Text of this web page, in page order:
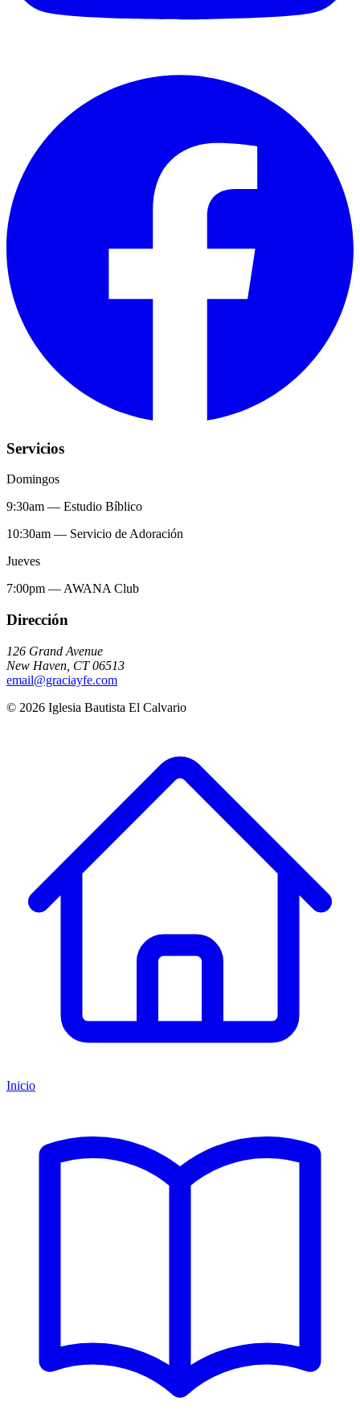
Servicios
Domingos
9:30am — Estudio Bíblico
10:30am — Servicio de Adoración
Jueves
7:00pm — AWANA Club
Dirección
126 Grand Avenue
New Haven CT 06513
email@graciayfe.com
© 2026 Iglesia Bautista El Calvario
Inicio